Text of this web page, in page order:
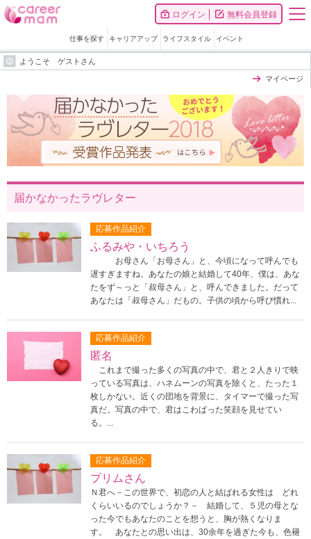
ログイン 無料会員登録
仕事を探す キャリアアップ ライフスタイル イベント
ようこそ ゲストさん
マイページ
届かなかったラヴレター
応募作品紹介
ふるみや・いちろう
お母さん「お母さん」と、今頃になって呼んでも
遅すぎますね。あなたの娘と結婚して40年、僕は、あな
たをず～っと「叔母さん」と、呼んできました。だって
あなたは「叔母さん」だもの。子供の頃から呼び慣れ...
応募作品紹介
匿名
これまで撮った多くの写真の中で、君と２人きりで映
っている写真は、ハネムーンの写真を除くと、たった１
枚しかない。近くの団地を背景に、タイマーで撮った写
真だ。写真の中で、君はこわばった笑顔を見せてい
る。...
応募作品紹介
プリムさん
Ｎ君へ－この世界で、初恋の人と結ばれる女性は どれ
くらいいるのでしょうか？－ 結婚して、５児の母とな
った今でもあなたのことを想うと、胸が熱くなりま
す。 あなたとの思い出は、30余年を過ぎた今も、色褪